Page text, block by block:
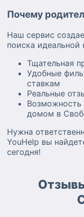
Почему
Наш сервис
поиска идеальной
Тщательная
Удобные
ставкам
Реальные
домом в
Нужна
YouHelp вы
сегодня!